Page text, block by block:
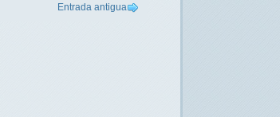
Entrada antigua